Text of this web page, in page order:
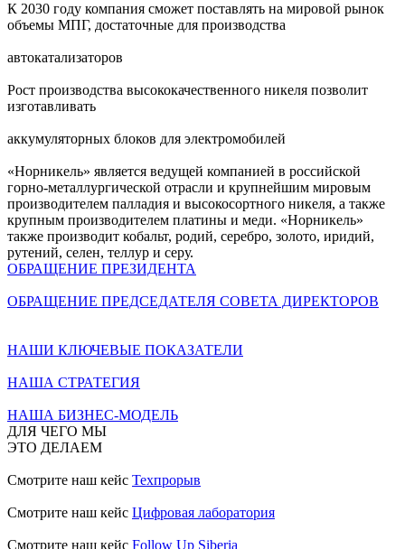
К 2030 году компания сможет поставлять на мировой рынок
объемы МПГ, достаточные для производства
автокатализаторов
Рост производства высококачественного никеля позволит
изготавливать
аккумуляторных блоков для электромобилей
«Норникель» является ведущей компанией в российской
горно-металлургической отрасли и крупнейшим мировым
производителем палладия и высокосортного никеля, а также
крупным производителем платины и меди. «Норникель»
также производит кобальт, родий, серебро, золото, иридий,
рутений, селен, теллур и серу.
ОБРАЩЕНИЕ ПРЕЗИДЕНТА
ОБРАЩЕНИЕ ПРЕДСЕДАТЕЛЯ СОВЕТА ДИРЕКТОРОВ
НАШИ КЛЮЧЕВЫЕ ПОКАЗАТЕЛИ
НАША СТРАТЕГИЯ
НАША БИЗНЕС-МОДЕЛЬ
ДЛЯ ЧЕГО МЫ
ЭТО ДЕЛАЕМ
Смотрите наш кейс Техпрорыв
Смотрите наш кейс Цифровая лаборатория
Смотрите наш кейс Follow Up Siberia